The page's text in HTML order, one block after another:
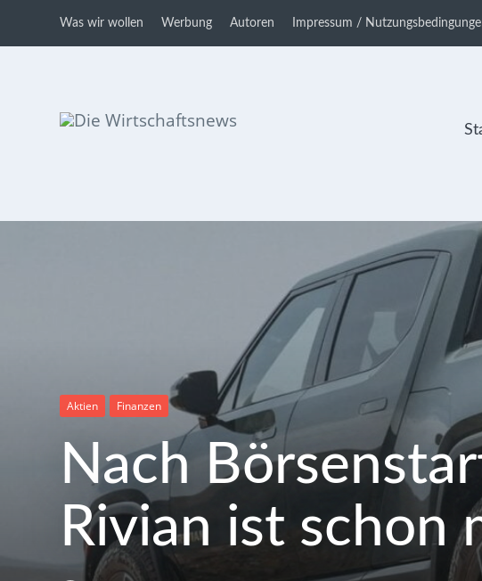
Was wir wollen Werbung Autoren Impressum /
Aktien Finanzen
Nach
Rivian ist schon